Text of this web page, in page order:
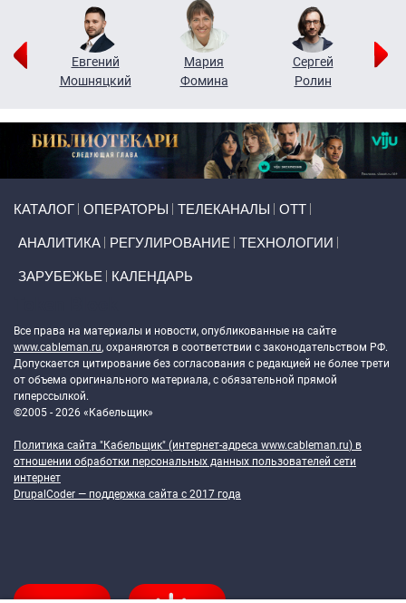
Евгений
Мошняцкий
Мария
Фомина
Сергей
Ролин
КАТАЛОГ ОПЕРАТОРЫ ТЕЛЕКАНАЛЫ ОТТ
АНАЛИТИКА РЕГУЛИРОВАНИЕ ТЕХНОЛОГИИ
ЗАРУБЕЖЬЕ КАЛЕНДАРЬ
Все права на материалы и новости, опубликованные на сайте
www.cableman.ru, охраняются в соответствии с законодательством РФ.
Допускается цитирование без согласования с редакцией не более трети
от объема оригинального материала, с обязательной прямой
гиперссылкой.
©2005 - 2026 «Кабельщик»
Политика сайта "Кабельщик" (интернет-адреса www.cableman.ru) в
отношении обработки персональных данных пользователей сети
интернет
DrupalCoder — поддержка сайта c 2017 года